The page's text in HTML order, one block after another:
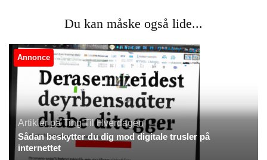
Du kan måske også lide...
Annonce
Artikler på Ting Til Hverdagen
Sådan beskytter du dig mod digitale trusler på
internettet